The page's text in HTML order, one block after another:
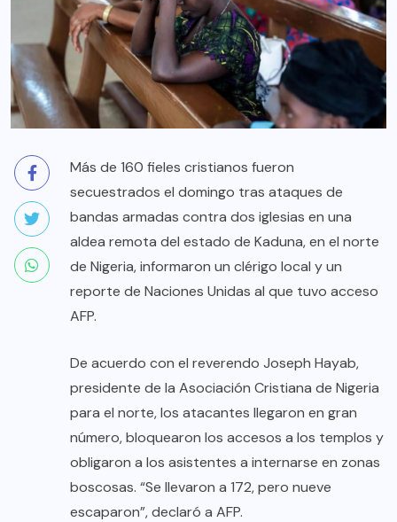
Más de 160 fieles cristianos fueron
secuestrados el domingo tras ataques de
bandas armadas contra dos iglesias en una
aldea remota del estado de Kaduna, en el norte
de Nigeria, informaron un clérigo local y un
reporte de Naciones Unidas al que tuvo acceso
AFP.
De acuerdo con el reverendo Joseph Hayab,
presidente de la Asociación Cristiana de Nigeria
para el norte, los atacantes llegaron en gran
número, bloquearon los accesos a los templos y
obligaron a los asistentes a internarse en zonas
boscosas. “Se llevaron a 172, pero nueve
escaparon”, declaró a AFP.